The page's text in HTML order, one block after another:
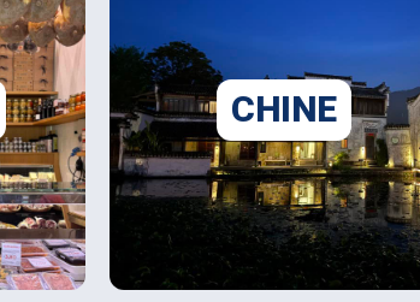
CHINE